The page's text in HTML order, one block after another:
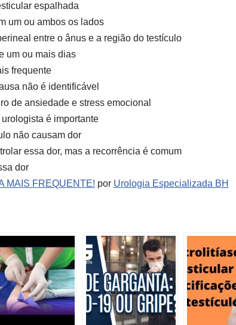
espalhada
um ou ambos os lados
entre o ânus e a região do testículo
um ou mais dias
frequente
não é identificável
de ansiedade e stress emocional
é importante
não causam dor
essa dor, mas a recorrência é comum
dor
MAIS FREQUENTE! por Urologia Especializada BH